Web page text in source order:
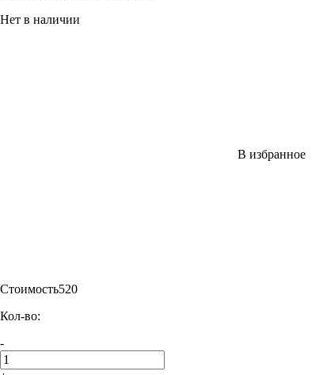
Нет в наличии
В избранное
Стоимость520
Кол-во:
-